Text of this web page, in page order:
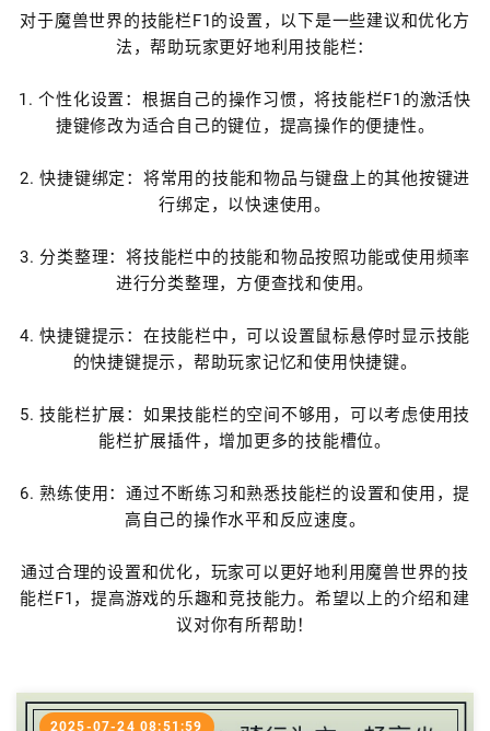
对于魔兽世界的技能栏F1的设置，以下是一些建议和优化方
法，帮助玩家更好地利用技能栏：
1. 个性化设置：根据自己的操作习惯，将技能栏F1的激活快
捷键修改为适合自己的键位，提高操作的便捷性。
2. 快捷键绑定：将常用的技能和物品与键盘上的其他按键进
行绑定，以快速使用。
3. 分类整理：将技能栏中的技能和物品按照功能或使用频率
进行分类整理，方便查找和使用。
4. 快捷键提示：在技能栏中，可以设置鼠标悬停时显示技能
的快捷键提示，帮助玩家记忆和使用快捷键。
5. 技能栏扩展：如果技能栏的空间不够用，可以考虑使用技
能栏扩展插件，增加更多的技能槽位。
6. 熟练使用：通过不断练习和熟悉技能栏的设置和使用，提
高自己的操作水平和反应速度。
通过合理的设置和优化，玩家可以更好地利用魔兽世界的技
能栏F1，提高游戏的乐趣和竞技能力。希望以上的介绍和建
议对你有所帮助！
2025-07-24 08:51:59